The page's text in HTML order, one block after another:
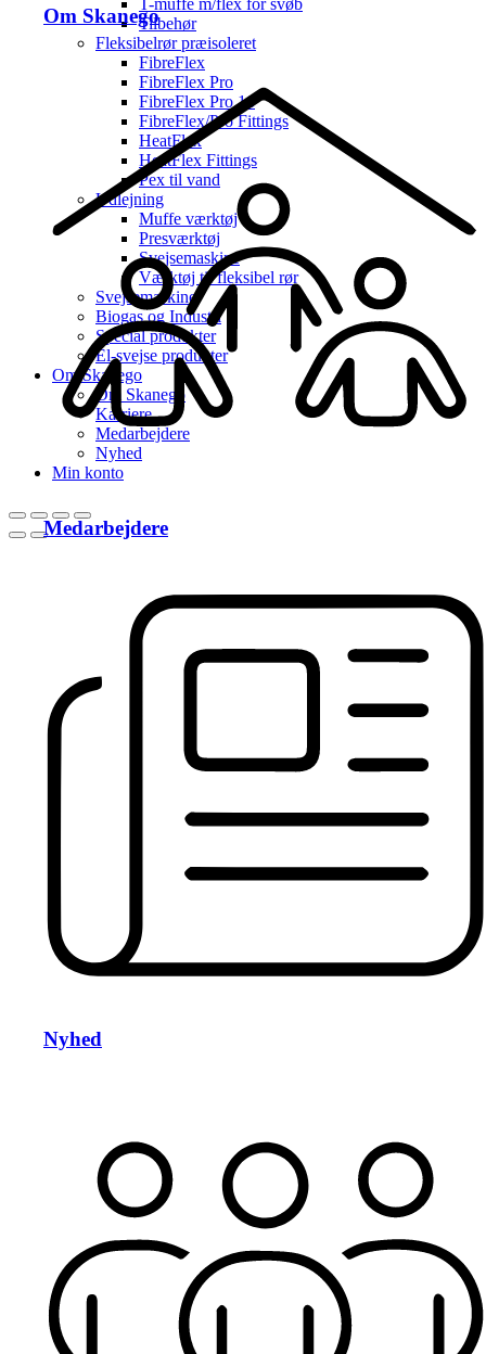
Om Skanego
Medarbejdere
Nyhed
Tilbehør
Fleksibelrør præisoleret
FibreFlex
FibreFlex Pro
FibreFlex Pro 16
FibreFlex/Pro Fittings
HeatFlex
HeatFlex Fittings
Pex til vand
Udlejning
Muffe værktøj
Presværktøj
Svejsemaskine
Værktøj til fleksibel rør
Svejsemaskine
Biogas og Industri
Special produkter
El-svejse produkter
Om Skanego
Om Skanego
Karriere
Medarbejdere
Nyhed
Min konto